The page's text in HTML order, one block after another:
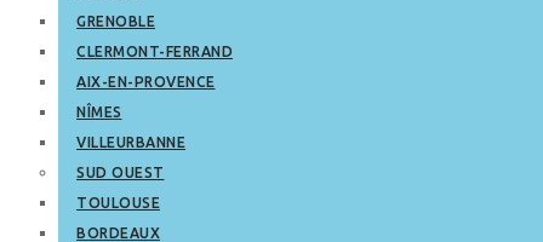
GRENOBLE
CLERMONT-FERRAND
AIX-EN-PROVENCE
NÎMES
VILLEURBANNE
SUD OUEST
TOULOUSE
BORDEAUX